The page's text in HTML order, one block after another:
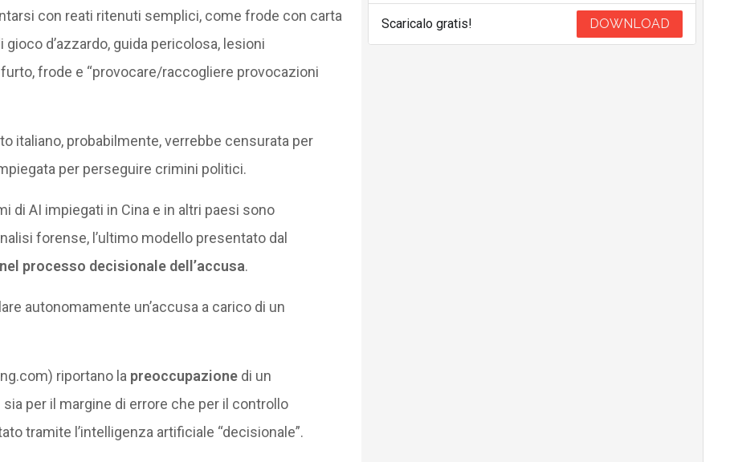
con reati ritenuti semplici, come frode con carta
d’azzardo, guida pericolosa, lesioni
frode e “provocare/raccogliere provocazioni
italiano, probabilmente, verrebbe censurata per
per perseguire crimini politici.
di AI impiegati in Cina e in altri paesi sono
forense, l’ultimo modello presentato dal
processo decisionale dell’accusa.
autonomamente un’accusa a carico di un
riportano la preoccupazionedi un
per il margine di errore che per il controllo
tramite l’intelligenza artificiale “decisionale”.
Scaricalo gratis! DOWNLOAD